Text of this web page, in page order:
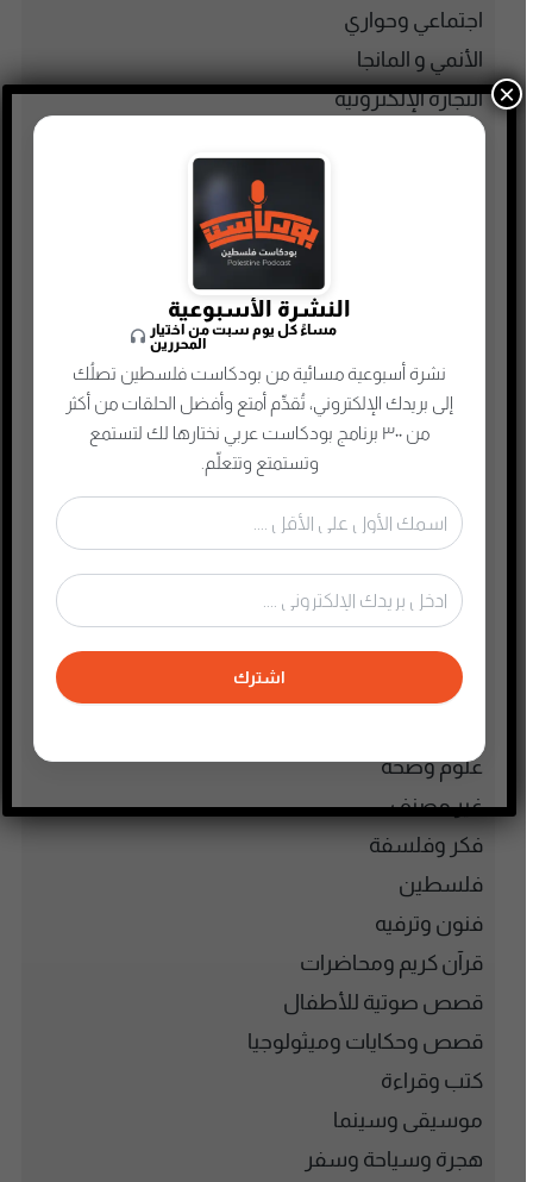
اجتماعي وحواري
الأنمي و المانجا
التجارة الإلكترونية
الذاكرة الشعبية الفلسطينية
الطفل والحياة الأسرية
جريمة وغموض واحتيال
حقوق وقانون
ريادة الأعمال
رياضة
سياسة واقتصاد
سيرة ذاتية
صحافة وإعلام جديد
صناعة المحتوى
علوم وصحة
غير مصنف
فكر وفلسفة
فلسطين
فنون وترفيه
قرآن كريم ومحاضرات
قصص صوتية للأطفال
قصص وحكايات وميثولوجيا
كتب وقراءة
موسيقى وسينما
هجرة وسياحة وسفر
النشرة الأسبوعية
مساءً كل يوم سبت من اختيار
المحررين
نشرة أسبوعية مسائية من بودكاست فلسطين تصلُك
إلى بريدك الإلكتروني، تُقدِّم أمتع وأفضل الحلقات من أكثر
من ٣٠٠ برنامج بودكاست عربي نختارها لك لتستمع
وتستمتع وتتعلّم.
اشترك
×